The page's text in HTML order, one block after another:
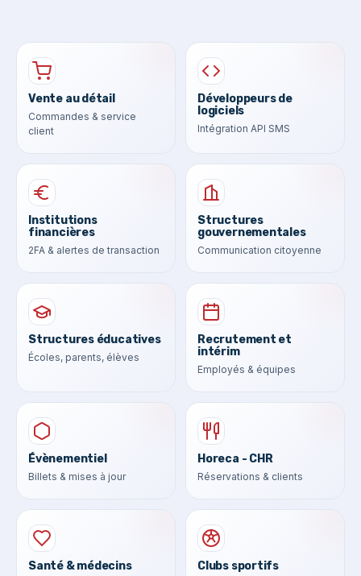
Vente au détail
Commandes & service
client
Développeurs de
logiciels
Intégration API SMS
Institutions
financières
2FA & alertes de transaction
Structures
gouvernementales
Communication citoyenne
Structures éducatives
Écoles, parents, élèves
Recrutement et
intérim
Employés & équipes
Évènementiel
Billets & mises à jour
Horeca - CHR
Réservations & clients
Santé & médecins Clubs sportifs